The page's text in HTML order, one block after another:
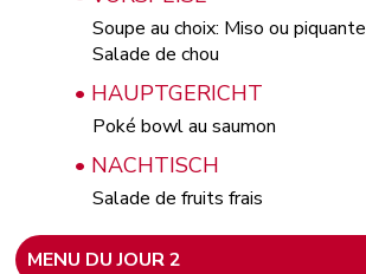
Soupe au choix: Miso ou piquante
Salade de chou
• HAUPTGERICHT
Poké bowl au saumon
• NACHTISCH
Salade de fruits frais
MENU DU JOUR 2